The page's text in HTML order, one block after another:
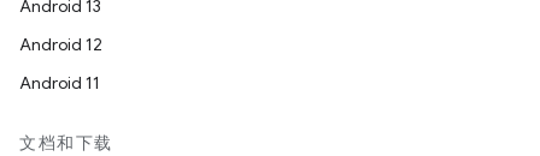
Android 13
Android 12
Android 11
文档和下载